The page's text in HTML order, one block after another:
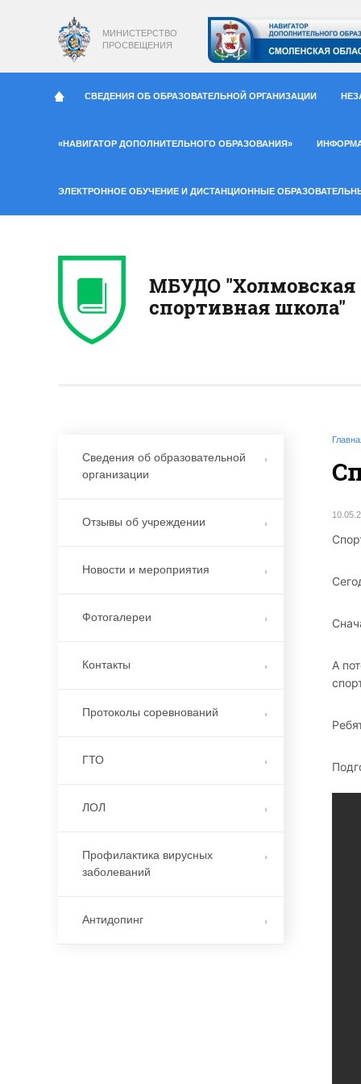
МИНИСТЕРСТВО
ПРОСВЕЩЕНИЯ
СВЕДЕНИЯ ОБ ОБРАЗОВАТЕЛЬНОЙ ОРГАНИЗАЦИИ
«НАВИГАТОР ДОПОЛНИТЕЛЬНОГО ОБРАЗОВАНИЯ»
ЭЛЕКТРОННОЕ ОБУЧЕНИЕ И ДИСТАНЦИОННЫЕ
МБУДО "Холмовская
спортивная школа"
А
Сведения об образовательной
организации
Отзывы об учреждении
Новости и мероприятия
Фотогалереи
Контакты
Протоколы соревнований
ГТО
ЛОЛ
Профилактика вирусных
заболеваний
Антидопинг